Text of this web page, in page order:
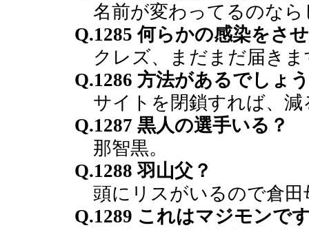
名前が変わってるのなら
Q.1285 何らかの感染をさ
クレズ、まだまだ届きま
Q.1286 方法があるでしょ
サイトを閉鎖すれば、減
Q.1287 黒人の選手いる？
那智黒。
Q.1288 羽山父？
頭にリスがいるので倉田
Q.1289 これはマジモンで